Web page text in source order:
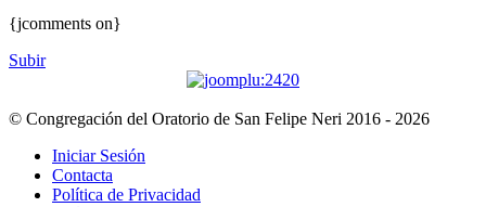
{jcomments on}
Subir
© Congregación del Oratorio de San Felipe Neri 2016 - 2026
Iniciar Sesión
Contacta
Política de Privacidad